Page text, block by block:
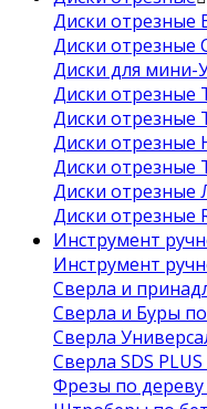
Диски отрезные
Диски отрезные
Диски для
Диски отрезные
Диски отрезные
Диски отрезные
Диски отрезные
Диски отрезные
Диски отрезные
Инструмент
Инструмент
Сверла и
Сверла и Буры
Сверла
Сверла SDS
Фрезы по дереву